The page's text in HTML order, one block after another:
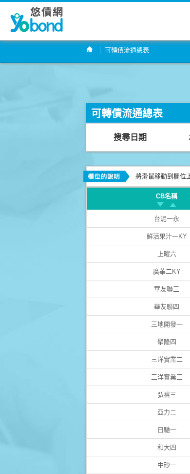
可轉債流通總表
可轉債流通總表
搜尋日期
將滑鼠移動到欄位
CB名稱
台泥一永
鮮活果汁一KY
上曜六
廣華二KY
華友聯三
華友聯四
三地開發一
聚隆四
三洋實業二
三洋實業三
弘裕三
亞力二
日馳一
和大四
中砂一